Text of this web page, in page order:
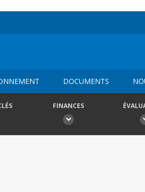
DOCUMENTS
FINANCES